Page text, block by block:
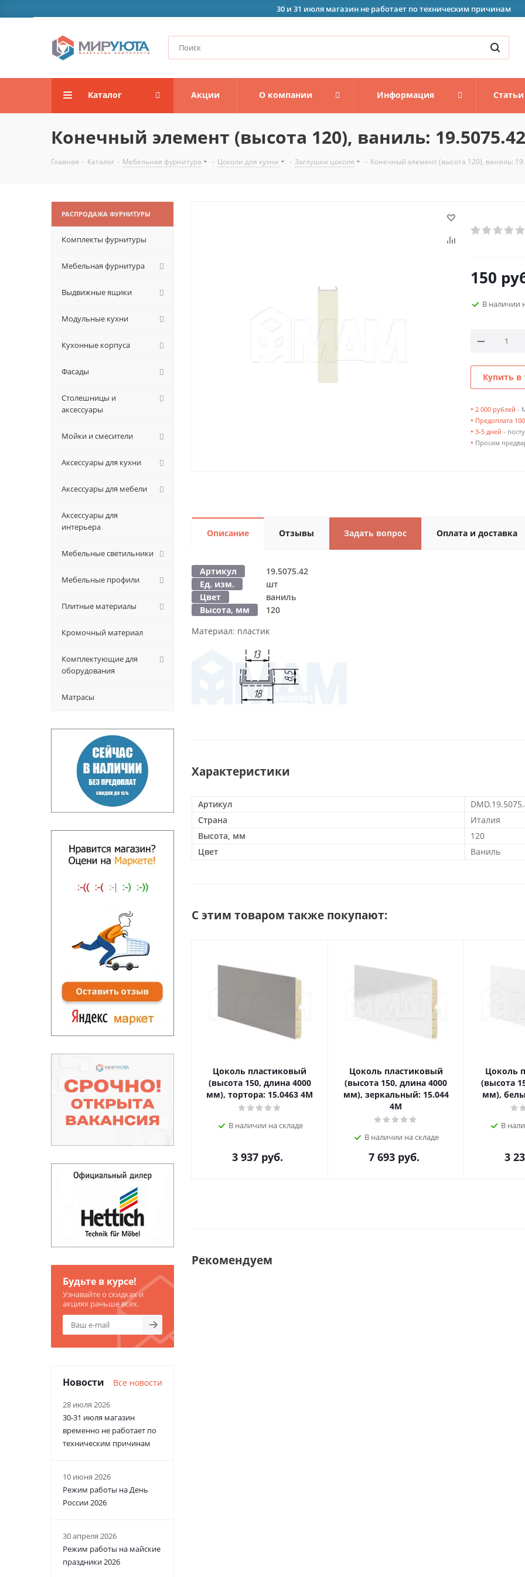
30 и 31 июля магазин не работает по техническим причинам
Каталог Акции О компании Информация Статьи
Конечный элемент (высота 120), ваниль: 19.5075.42
Главная - Каталог - Мебельная фурнитура - Цоколи для кухни - Заглушки цоколя - Конечный элемент (высота 120), ваниль:
150
В наличии
Купить в
• 2 000 рублей -
• Предоплата
• 3-5 дней -
• Просим
Описание Отзывы Задать вопрос Оплата и доставка
Артикул
19.5075.42
Ед. изм.
шт
Цвет
ваниль
Высота, мм
120
Материал: пластик
Характеристики
Артикул
Страна
Италия
Высота, мм
120
Цвет
Ваниль
С этим товаром также покупают:
Цоколь пластиковый
(высота 150, длина 4000
мм), тортора: 15.0463 4M
В наличии на складе
3 937 руб.
Цоколь пластиковый
(высота 150, длина 4000
мм), зеркальный: 15.044
4M
В наличии на складе
7 693руб.
Цоколь
(высота
мм),
В
3
Рекомендуем
РАСПРОДАЖА ФУРНИТУРЫ
Комплекты фурнитуры
Мебельная фурнитура
Выдвижные ящики
Модульные кухни
Кухонные корпуса
Фасады
Столешницы и
аксессуары
Мойки и смесители
Аксессуары для кухни
Аксессуары для мебели
Аксессуары для
интерьера
Мебельные светильники
Мебельные профили
Плитные материалы
Кромочный материал
Комплектующие для
оборудования
Матрасы
Будьте в курсе!
Узнавайте о скидках и
акциях раньше всех.
Новости Все новости
28 июля 2026
30-31 июля магазин
временно не работает по
техническим причинам
10 июня 2026
Режим работы на День
России 2026
30 апреля 2026
Режим работы на майские
праздники 2026